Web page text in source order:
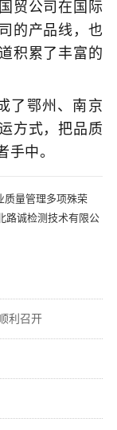
贸公司在国际
的产品线，也
积累了丰富的
了鄂州、南京
方式，把品质
手中。
质量管理多项殊荣
路诚检测技术有限公
利召开